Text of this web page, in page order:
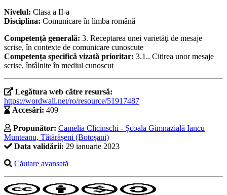
Nivelul: Clasa a II-a
Disciplina: Comunicare în limba română
Competență generală: 3. Receptarea unei varietăţi de mesaje
scrise, în contexte de comunicare cunoscute
Competența specifică vizată prioritar: 3.1.. Citirea unor mesaje
scrise, întâlnite în mediul cunoscut
Legătura web către resursă:
https://wordwall.net/ro/resource/51917487
Accesări: 409
Propunător: Camelia Clicinschi - Școala Gimnazială Iancu
Munteanu, Tătărășeni (Botoşani)
Data validării: 29 ianuarie 2023
Căutare avansată